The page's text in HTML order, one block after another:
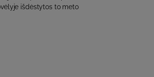
išdėstytos to meto